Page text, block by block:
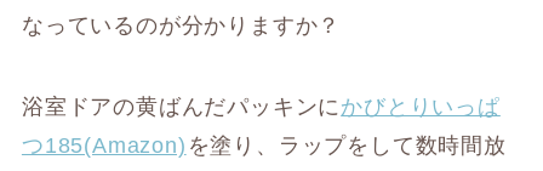
なっているのが分かりますか？
浴室ドアの黄ばんだパッキンにかびとりいっぱ
つ185(Amazon) を塗り、ラップをして数時間放